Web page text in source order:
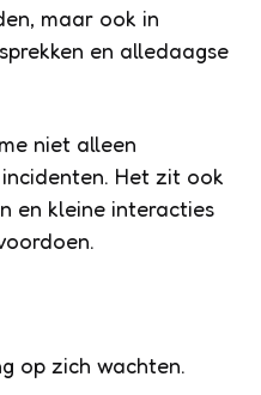
maar ook in
en alledaagse
niet alleen
Het zit ook
en kleine interacties
op zich wachten.